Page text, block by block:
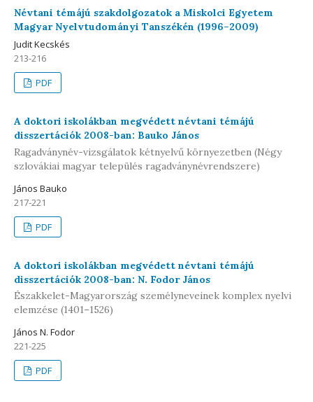
Névtani témájú szakdolgozatok a Miskolci Egyetem
Magyar Nyelvtudományi Tanszékén (1996–2009)
Judit Kecskés
213-216
PDF
A doktori iskolákban megvédett névtani témájú
disszertációk 2008-ban: Bauko János
Ragadványnév-vizsgálatok kétnyelvű környezetben (Négy
szlovákiai magyar település ragadványnévrendszere)
János Bauko
217-221
PDF
A doktori iskolákban megvédett névtani témájú
disszertációk 2008-ban: N. Fodor János
Északkelet-Magyarország személyneveinek komplex nyelvi
elemzése (1401–1526)
János N. Fodor
221-225
PDF